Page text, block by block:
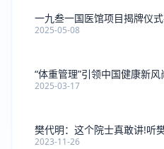
一九叁一国医馆项目揭牌仪
2025-05-08
“体重管理”引领中国健康新风
2025-03-17
樊代明：这个院士真敢讲!听
2023-11-26